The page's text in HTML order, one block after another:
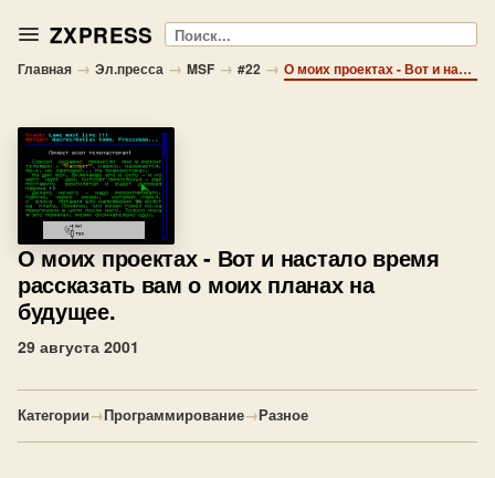
ZXPRESS Поиск
Главная → Эл.пресса → MSF → #22 → О моих проектах - Вот и настало время рассказать вам о моих планах на будущее.
О моих проектах- Вот и настало время
рассказать вам о моих планах на
будущее.
29 августа 2001
Категории→Программирование→Разное